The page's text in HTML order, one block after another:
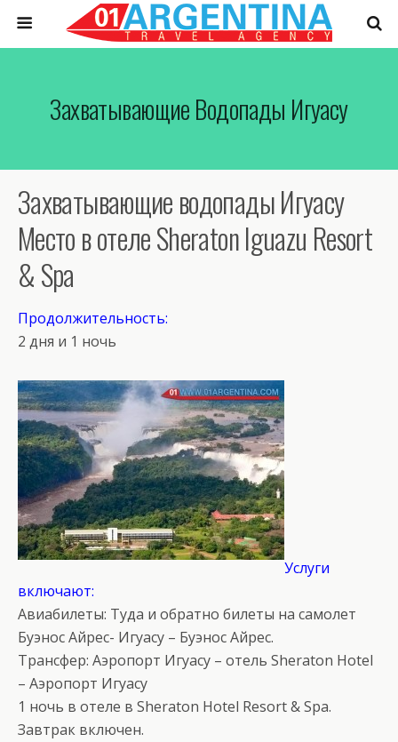
Захватывающие Водопады Игуасу
Захватывающие водопады Игуасу
Место в отеле Sheraton Iguazu Resort
& Spa
Продолжительность:
2 дня и 1 ночь
Услуги
включают:
Авиабилеты: Туда и обратно билеты на самолет
Буэнос Айрес- Игуасу – Буэнос Айрес.
Трансфер: Аэропорт Игуасу – отель Sheraton Hotel
– Аэропорт Игуасу
1 ночь в отеле в Sheraton Hotel Resort & Spa.
Завтрак включен.